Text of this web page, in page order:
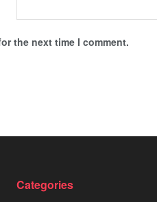
the next time I comment.
Categories